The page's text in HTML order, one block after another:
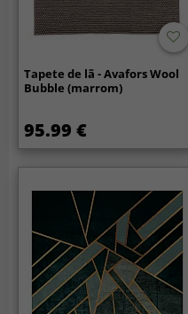
Tapete de lã - Avafors Wool
Bubble (marrom)
95.99 €